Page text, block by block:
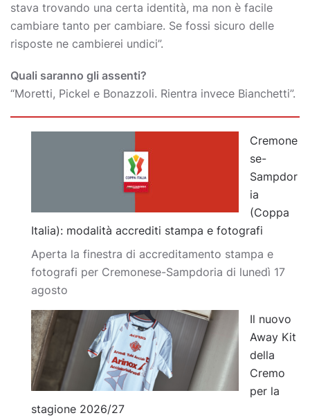
stava trovando una certa identità, ma non è facile
cambiare tanto per cambiare. Se fossi sicuro delle
risposte ne cambierei undici”.
Quali saranno gli assenti?
“Moretti, Pickel e Bonazzoli. Rientra invece Bianchetti”.
Cremone
se-
Sampdor
ia
(Coppa
Italia): modalità accrediti stampa e fotografi
Aperta la finestra di accreditamento stampa e
fotografi per Cremonese-Sampdoria di lunedì 17
agosto
Il nuovo
Away Kit
della
Cremo
per la
stagione 2026/27